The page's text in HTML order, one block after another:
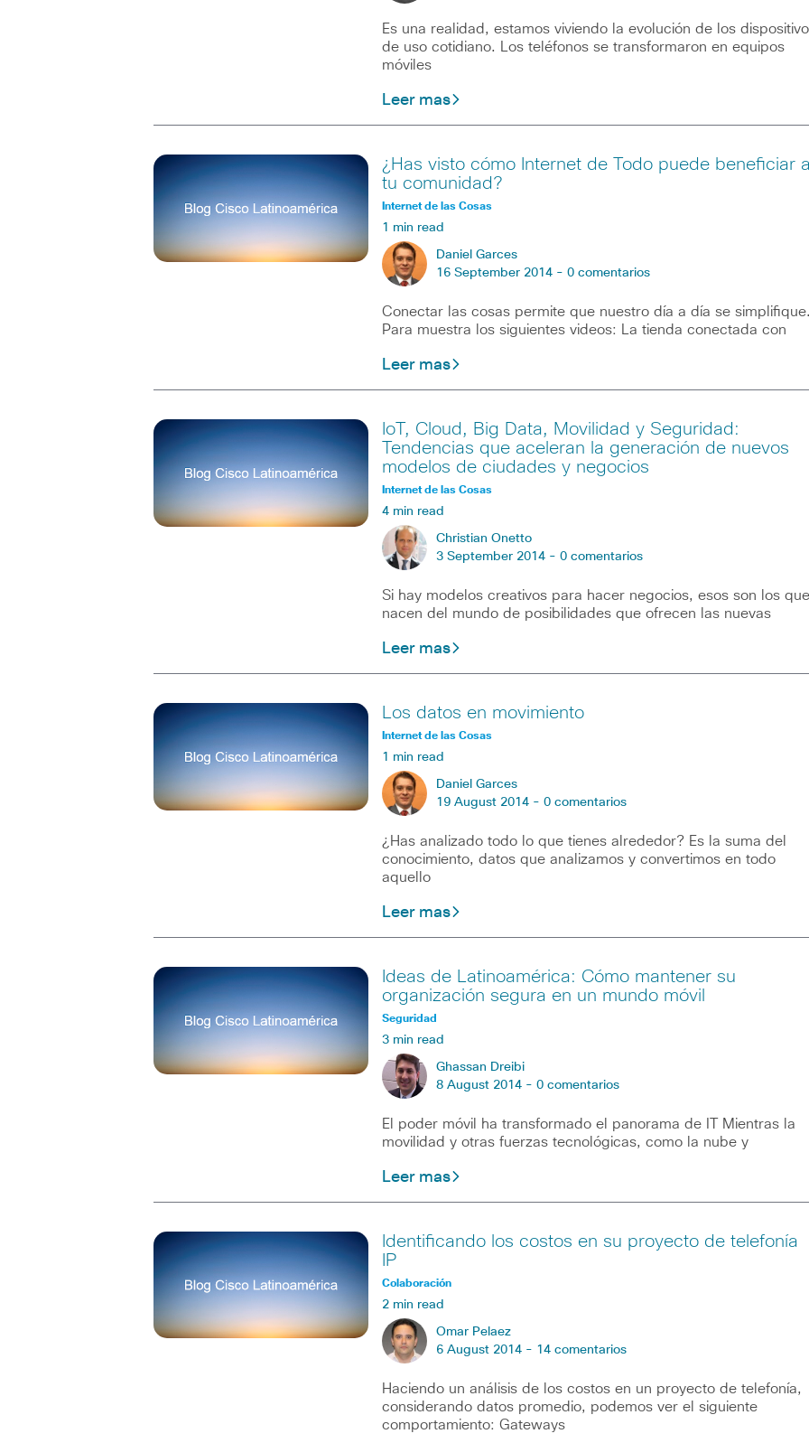
Es una realidad, estamos viviendo la evolución de los
de uso cotidiano. Los teléfonos se transformaron en equipos
móviles
Leer mas
¿Has visto cómo Internet de Todo puede beneficiar
tu comunidad?
Internet de las Cosas
1 min read
Daniel Garces
16 September 2014 - 0 comentarios
Conectar las cosas permite que nuestro día a día se
Para muestra los siguientes videos: La tienda conectada con
Leer mas
IoT, Cloud, Big Data, Movilidad y Seguridad:
Tendencias que aceleran la generación de nuevos
modelos de ciudades y negocios
Internet de las Cosas
4 min read
Christian Onetto
3 September 2014 - 0 comentarios
Si hay modelos creativos para hacer negocios, esos son los que
nacen del mundo de posibilidades que ofrecen las nuevas
Leer mas
Los datos en movimiento
Internet de las Cosas
1 min read
Daniel Garces
19 August 2014 - 0 comentarios
¿Has analizado todo lo que tienes alrededor? Es la suma del
conocimiento, datos que analizamos y convertimos en todo
aquello
Leer mas
Ideas de Latinoamérica: Cómo mantener su
organización segura en un mundo móvil
Seguridad
3 min read
Ghassan Dreibi
8 August 2014 - 0 comentarios
El poder móvil ha transformado el panorama de IT Mientras la
movilidad y otras fuerzas tecnológicas, como la nube y
Leer mas
Identificando los costos en su proyecto de telefonía
IP
Colaboración
2 min read
Omar Pelaez
6 August 2014 - 14 comentarios
Haciendo un análisis de los costos en un proyecto de telefonía,
considerando datos promedio, podemos ver el siguiente
comportamiento: Gateways